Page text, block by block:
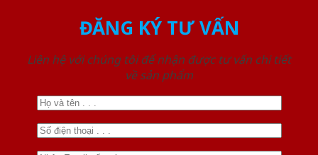
ĐĂNG KÝ TƯ VẤN
Liên hệ với chúng tôi để nhận được tư vấn chi tiết
về sản phẩm